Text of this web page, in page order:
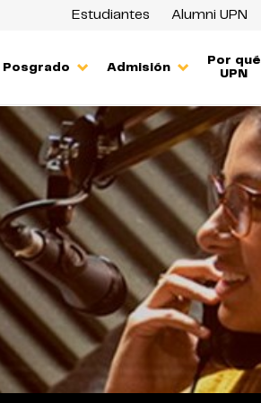
Estudiantes Alumni UPN
Posgrado Admisión
Por qué
UPN